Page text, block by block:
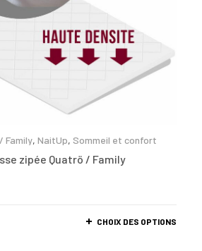
Family, NaitUp, Sommeil et confort
zipée Quatrö / Family
CHOIX DES OPTIONS